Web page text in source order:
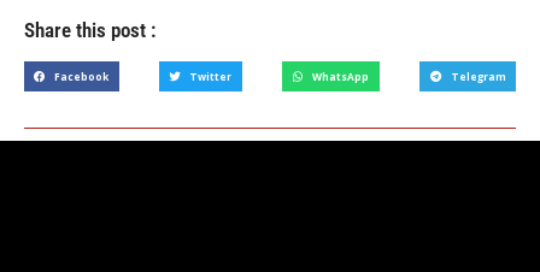
Share this post :
Facebook Twitter WhatsApp Telegram